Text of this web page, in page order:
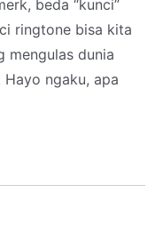
beda “kunci”
ringtone bisa kita
dunia
ngaku, apa